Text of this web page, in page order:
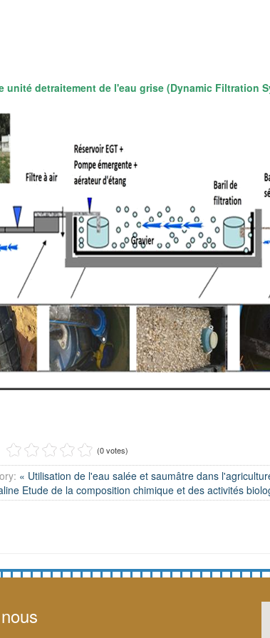
unité detraitement de l'eau grise (Dynamic Filtration
(0 votes)
« Utilisation de l'eau salée et saumâtre dans
Etude de la composition chimique et des activités